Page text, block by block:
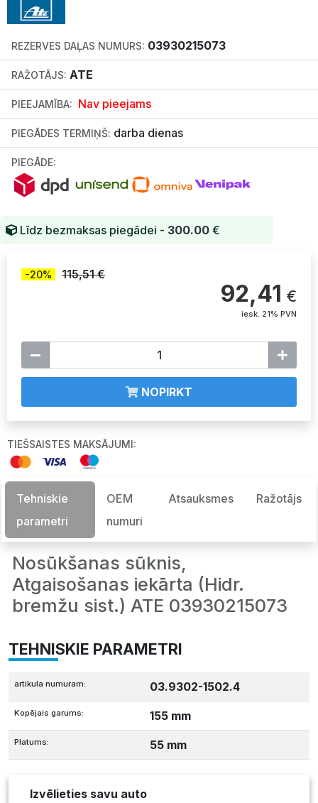
REZERVES DAĻAS NUMURS: 03930215073
RAŽOTĀJS: ATE
PIEEJAMĪBA: Nav pieejams
PIEGĀDES TERMIŅŠ: darba dienas
PIEGĀDE:
Līdz bezmaksas piegādei - 300.00 €
-20% 115,51 €
92,41 €
iesk. 21% PVN
NOPIRKT
TIEŠSAISTES MAKSĀJUMI:
Tehniskie
parametri
OEM
numuri
Atsauksmes Ražotājs
Nosūkšanas sūknis,
Atgaisošanas iekārta (Hidr.
bremžu sist.) ATE 03930215073
TEHNISKIE PARAMETRI
artikula numuram: 03.9302-1502.4
Kopējais garums: 155 mm
Platums: 55 mm
Izvēlieties savu auto